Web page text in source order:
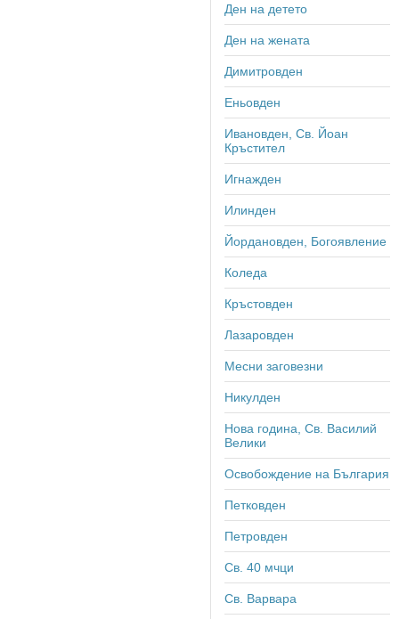
Ден на детето
Ден на жената
Димитровден
Еньовден
Ивановден, Св. Йоан
Кръстител
Игнажден
Илинден
Йордановден, Богоявление
Коледа
Кръстовден
Лазаровден
Месни заговезни
Никулден
Нова година, Св. Василий
Велики
Освобождение на България
Петковден
Петровден
Св. 40 мчци
Св. Варвара